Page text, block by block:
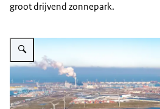
groot drijvend zonnepark.
Vergroot afbeelding De Slufter